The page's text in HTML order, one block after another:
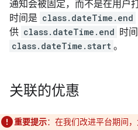
通知会被固定，而不是在用户
时间是 class.dateTime.end
供 class.dateTime.end 时
class.dateTime.start 。
关联的优惠
重要提示：在我们改进平台期间